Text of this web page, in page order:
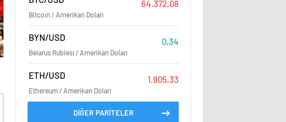
Bitcoin / Amerikan Doları
64.372,08
BYN/USD
Belarus Rublesi / Amerikan Doları
0,34
ETH/USD
Ethereum / Amerikan Doları
1.905,33
DİĞER PARİTELER